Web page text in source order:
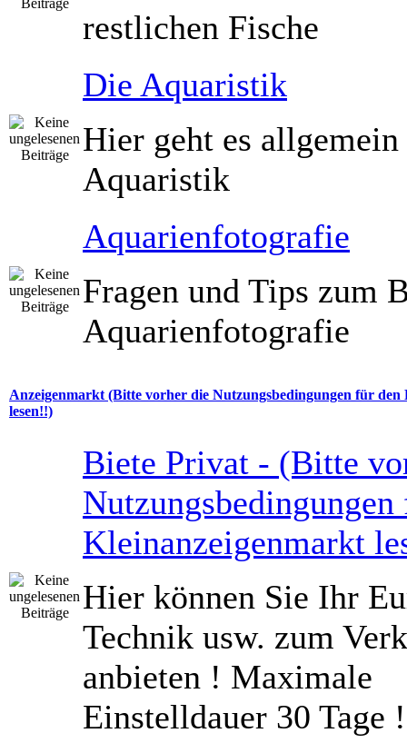
restlichen Fische
Die Aquaristik
Hier geht es
Aquaristik
Aquarienfotografie
Fragen und Tips zum
Aquarienfotografie
Anzeigenmarkt (Bitte vorher die Nutzungsbedingungen für den
lesen!!)
Biete Privat - (Bitte
Nutzungsbedingungen
Kleinanzeigenmarkt
Hier können Sie Ihr
Technik usw. zum
anbieten ! Maximale
Einstelldauer 30 Tage !